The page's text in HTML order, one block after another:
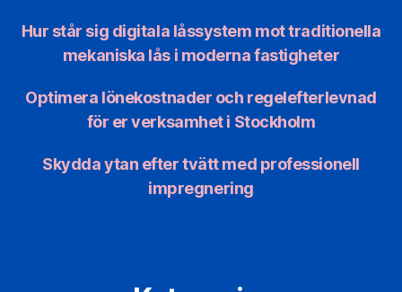
Hur står sig digitala låssystem mot traditionella
mekaniska lås i moderna fastigheter
Optimera lönekostnader och regelefterlevnad
för er verksamhet i Stockholm
Skydda ytan efter tvätt med professionell
impregnering